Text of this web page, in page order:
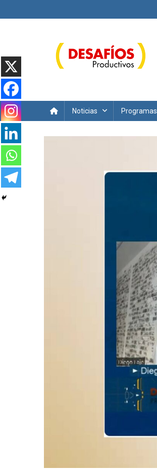
al
Noticias Programas